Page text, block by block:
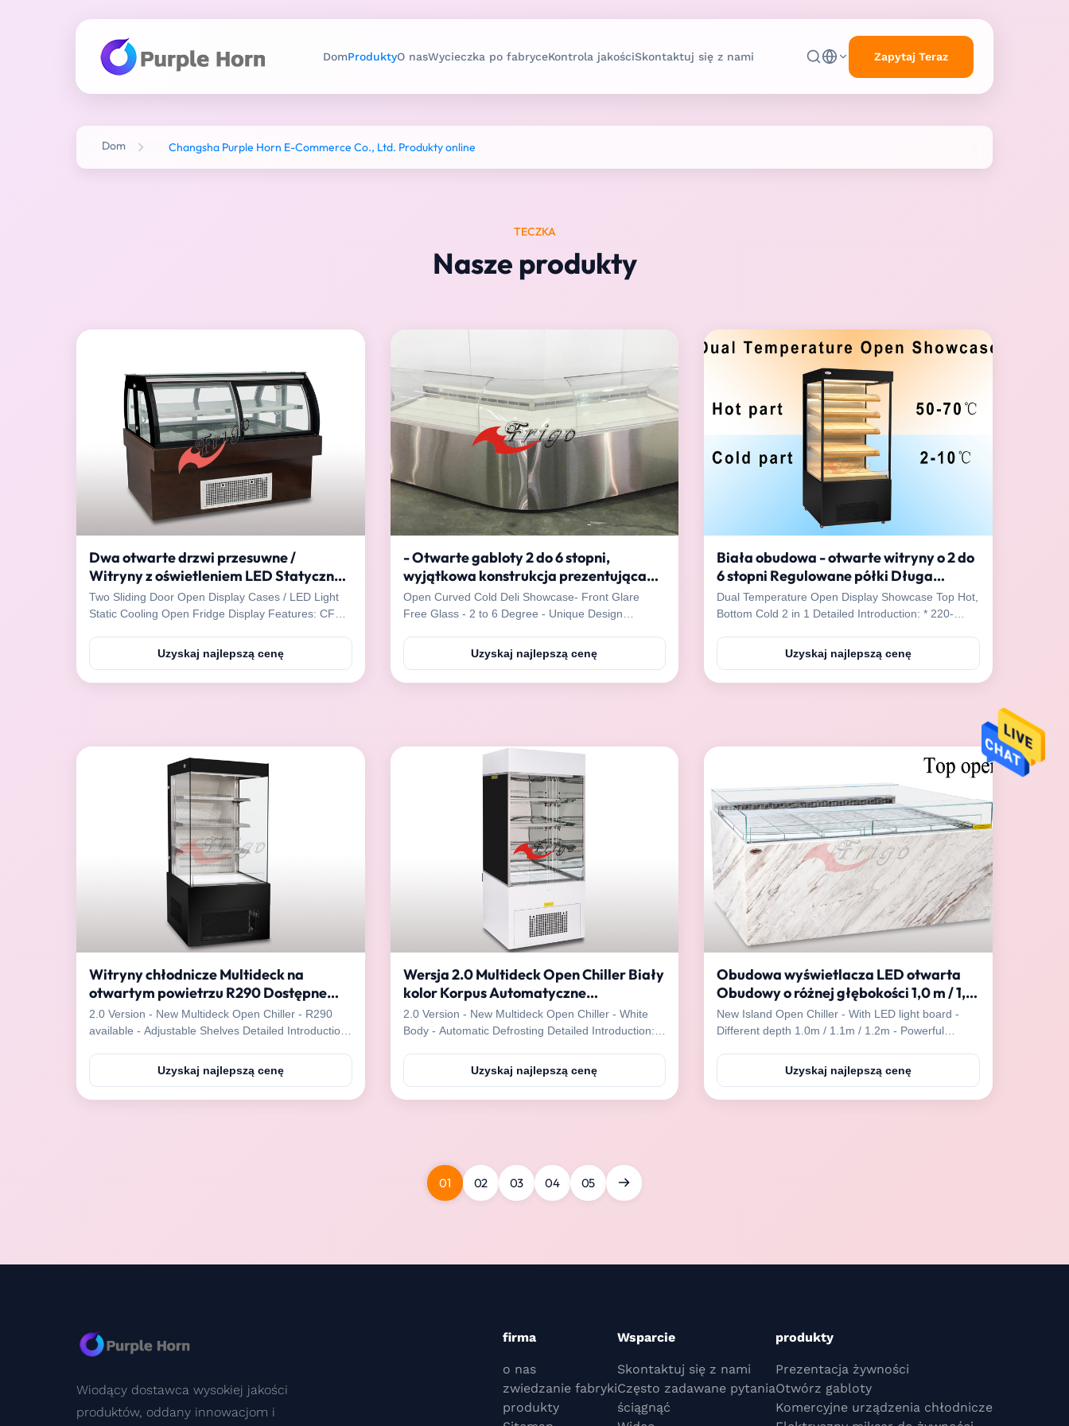
DomProduktyO nasWycieczka po fabryceKontrola jakościSkontaktuj się z nami Zapytaj Teraz
Dom Changsha Purple Horn E-Commerce Co., Ltd. Produkty online
TECZKA
Nasze produkty
Dwa otwarte drzwi przesuwne /
Witryny z oświetleniem LED Statyczne
chłodzenie Otwarty wyświetlacz
lodówki
Two Sliding Door Open Display Cases / LED Light
Static Cooling Open Fridge Display Features: CFC
(Danfoss) compressor, Italy Dixell thermostat. Bulid-
in type Inner LED light, energy saving and nice
displaying effect. Digital Dixell controller, precise ...
Uzyskaj najlepszą cenę
- Otwarte gabloty 2 do 6 stopni,
wyjątkowa konstrukcja prezentująca
Cold Deli
Open Curved Cold Deli Showcase- Front Glare
Free Glass - 2 to 6 Degree - Unique Design
2-6℃ * Double condenser unit, powerful cooling *
Without light * Rear is open, easy to operate
Specifications: Model Dimension(mm) Refrigerant
Uzyskaj najlepszą cenę
Biała obudowa - otwarte witryny o 2 do
6 stopni Regulowane półki Długa
żywotność
Dual Temperature Open Display Showcase Top Hot,
Bottom Cold 2 in 1 Detailed Introduction: * 220-
elegant * Cold: 2-10 degree * Hot: 50-70 degree,
can be set separately. * LED light for energy saving
* 4 shelves, height and tilting angle can be ...
Uzyskaj najlepszą cenę
Witryny chłodnicze Multideck na
otwartym powietrzu R290 Dostępne
regulowane półki
2.0 Version - New Multideck Open Chiller - R290
available - Adjustable Shelves Detailed Introduction:
safety glass * LED light * 3 adjustable shelves *
Digital temperature controller * Defrosting water
drain by pipe directly or collect by water tank or ...
Uzyskaj najlepszą cenę
Wersja 2.0 Multideck Open Chiller Biały
kolor Korpus Automatyczne
rozmrażanie
2.0 Version - New Multideck Open Chiller - White
Body - Automatic Defrosting Detailed Introduction: *
safety glass * LED light * 3 adjustable shelves *
Digital temperature control * Can be embedded in
the wall * Defrosting water drain by pipe directly or
Uzyskaj najlepszą cenę
Obudowa wyświetlacza LED otwarta
Obudowy o różnej głębokości 1,0 m / 1,1
m / 1,2 m Silne chłodzenie
New Island Open Chiller - With LED light board -
Different depth 1.0m / 1.1m / 1.2m - Powerful
condenser unit, powerful cooling * Stainless steel
shelf for display * Defrosting water drain by pipe
directly or collect by water tank or automatic ...
Uzyskaj najlepszą cenę
01 02 03 04 05
Wiodący dostawca wysokiej jakości
produktów, oddany innowacjom i
firma
o nas
zwiedzanie fabryki
produkty
Wsparcie
Skontaktuj się z nami
Często zadawane pytania
ściągnąć
produkty
Prezentacja żywności
Otwórz gabloty
Komercyjne urządzenia chłodnicze